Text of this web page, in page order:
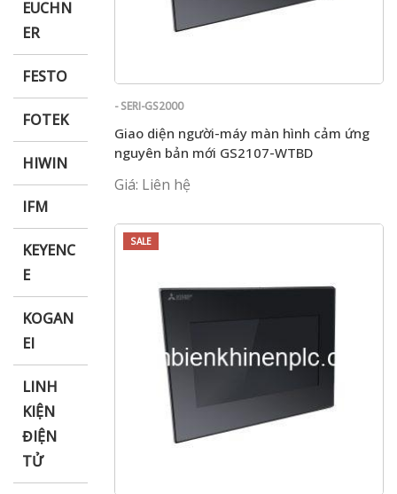
EUCHN
ER
FESTO
FOTEK
HIWIN
IFM
KEYENC
E
KOGAN
EI
LINH
KIỆN
ĐIỆN
TỬ
- SERI-GS2000
Giao diện người-máy màn hình cảm ứng
nguyên bản mới GS2107-WTBD
Giá: Liên hệ
SALE